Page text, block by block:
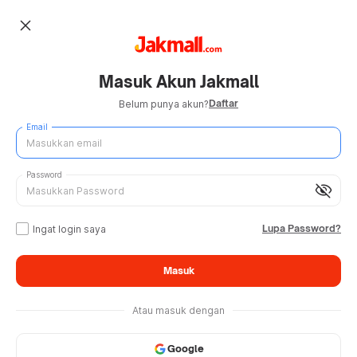
close
Masuk Akun Jakmall
Belum punya akun?Daftar
Email
visibility_off
Password
Ingat login saya Lupa Password?
Masuk
Atau masuk dengan
Google